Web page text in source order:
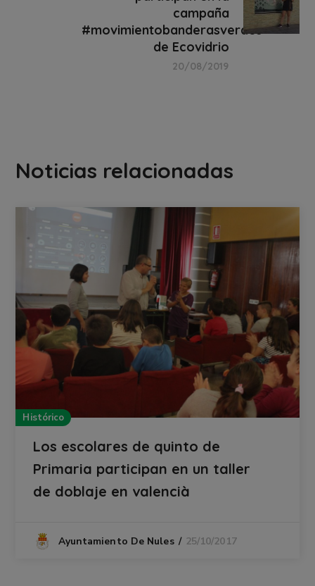
campaña
#movimientobanderasverdes
de Ecovidrio
20/08/2019
Noticias relacionadas
Histórico
Los escolares de quinto de
Primaria participan en un taller
de doblaje en valencià
Ayuntamiento De Nules 25/10/2017